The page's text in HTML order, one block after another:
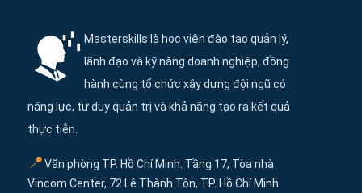
Masterskills là học viện đào tạo quản lý,
lãnh đạo và kỹ năng doanh nghiệp, đồng
hành cùng tổ chức xây dựng đội ngũ có
năng lực, tư duy quản trị và khả năng tạo ra kết quả
thực tiễn.
📍Văn phòng TP. Hồ Chí Minh. Tầng 17, Tòa nhà
Vincom Center, 72 Lê Thành Tôn, TP. Hồ Chí Minh